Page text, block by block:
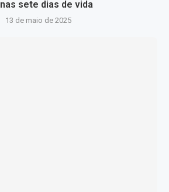
sete dias de vida
13 de maio de 2025